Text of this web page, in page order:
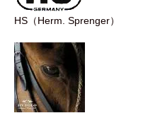
HS（Herm. Sprenger）